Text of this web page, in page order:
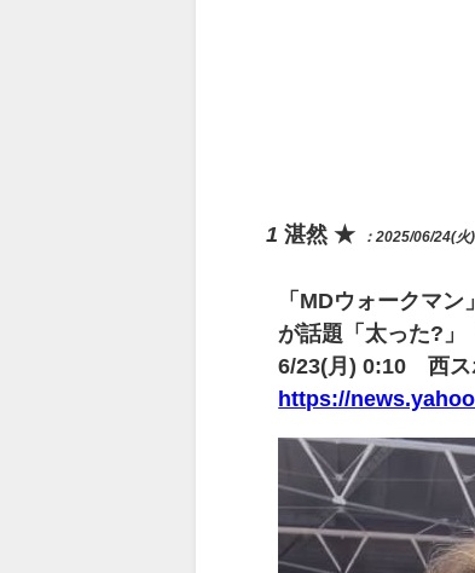
1 湛然 ★ ：2025/06/24(
「MDウォークマ
が話題「太った?」
6/23(月) 0:10 西ス
https://